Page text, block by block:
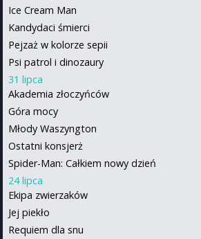
Ice Cream Man
Kandydaci śmierci
Pejzaż w kolorze sepii
Psi patrol i dinozaury
31 lipca
Akademia złoczyńców
Góra mocy
Młody Waszyngton
Ostatni konsjerż
Spider-Man: Całkiem nowy dzień
24 lipca
Ekipa zwierzaków
Jej piekło
Requiem dla snu